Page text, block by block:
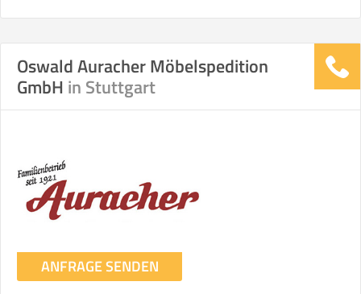
Oswald Auracher Möbelspedition
GmbH in Stuttgart
ANFRAGE SENDEN